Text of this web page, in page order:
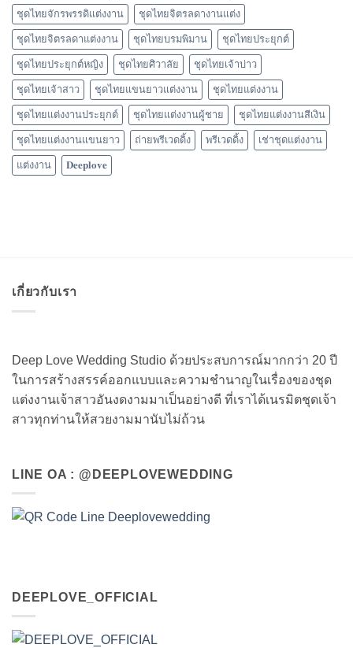
ชุดไทยจักรพรรดิแต่งงาน ชุดไทยจิตรลดางานแต่ง
ชุดไทยจิตรลดาแต่งงาน ชุดไทยบรมพิมาน ชุดไทยประยุกต์
ชุดไทยประยุกต์หญิง ชุดไทยศิวาลัย ชุดไทยเจ้าบ่าว
ชุดไทยเจ้าสาว ชุดไทยแขนยาวแต่งงาน ชุดไทยแต่งงาน
ชุดไทยแต่งงานประยุกต์ ชุดไทยแต่งงานผู้ชาย ชุดไทยแต่งงานสีเงิน
ชุดไทยแต่งงานแขนยาว ถ่ายพรีเวดดิ้ง พรีเวดดิ้ง เช่าชุดแต่งงาน
แต่งงาน 𝐃𝐞𝐞𝐩𝐥𝐨𝐯𝐞
เกี่ยวกับเรา
Deep Love Wedding Studio ด้วยประสบการณ์มากกว่า 20 ปี
ในการสร้างสรรค์ออกแบบและความชำนาญในเรื่องของชุด
แต่งงานเจ้าสาวอันงดงามมาเป็นอย่างดี ที่เราได้เนรมิตชุดเจ้า
สาวทุกท่านให้สวยงามมานับไม่ถ้วน
LINE OA : @DEEPLOVEWEDDING
DEEPLOVE_OFFICIAL